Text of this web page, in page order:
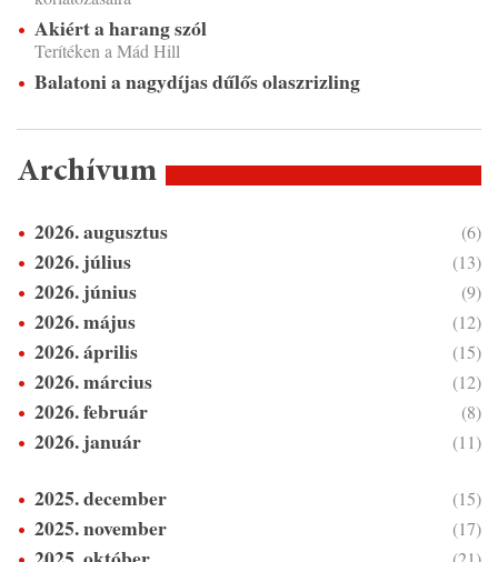
Akiért a harang szól
Terítéken a Mád Hill
Balatoni a nagydíjas dűlős olaszrizling
Archívum
2026. augusztus (6)
2026. július (13)
2026. június (9)
2026. május (12)
2026. április (15)
2026. március (12)
2026. február (8)
2026. január (11)
2025. december (15)
2025. november (17)